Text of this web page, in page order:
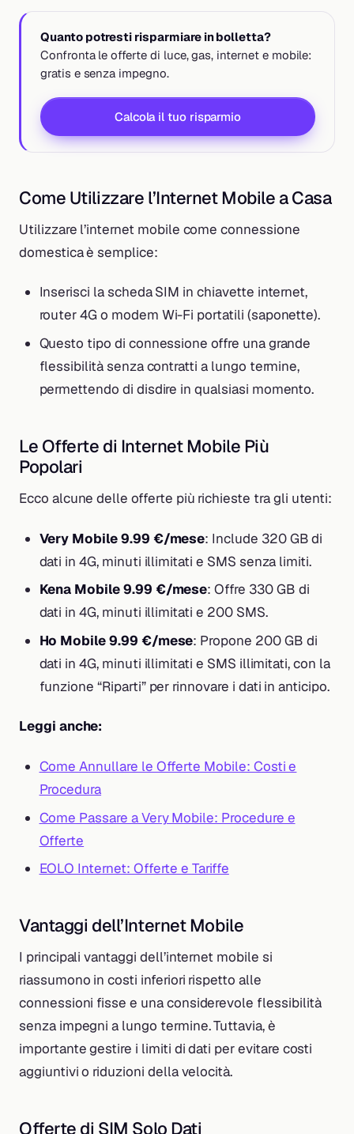
Quanto potresti risparmiare in bolletta?
Confronta le offerte di luce, gas, internet e mobile:
gratis e senza impegno.
Calcola il tuo risparmio
Come Utilizzare l’Internet Mobile a Casa
Utilizzare l’internet mobile come connessione
domestica è semplice:
Inserisci la scheda SIM in chiavette internet,
router 4G o modem Wi-Fi portatili (saponette).
Questo tipo di connessione offre una grande
flessibilità senza contratti a lungo termine,
permettendo di disdire in qualsiasi momento.
Le Offerte di Internet Mobile Più
Popolari
Ecco alcune delle offerte più richieste tra gli utenti:
Very Mobile 9.99 €/mese: Include 320 GB di
dati in 4G, minuti illimitati e SMS senza limiti.
Kena Mobile 9.99 €/mese: Offre 330 GB di
dati in 4G, minuti illimitati e 200 SMS.
Ho Mobile 9.99 €/mese: Propone 200 GB di
dati in 4G, minuti illimitati e SMS illimitati, con la
funzione “Riparti” per rinnovare i dati in anticipo.
Leggi anche:
Come Annullare le Offerte Mobile: Costi e
Procedura
Come Passare a Very Mobile: Procedure e
Offerte
EOLO Internet: Offerte e Tariffe
Vantaggi dell’Internet Mobile
I principali vantaggi dell’internet mobile si
riassumono in costi inferiori rispetto alle
connessioni fisse e una considerevole flessibilità
senza impegni a lungo termine. Tuttavia, è
importante gestire i limiti di dati per evitare costi
aggiuntivi o riduzioni della velocità.
Offerte di SIM Solo Dati